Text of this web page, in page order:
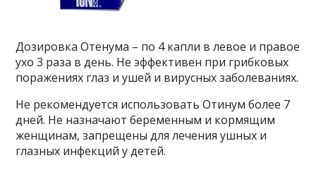
Дозировка Отенума – по 4 капли в левое и правое
ухо 3 раза в день. Не эффективен при грибковых
поражениях глаз и ушей и вирусных заболеваниях.
Не рекомендуется использовать Отинум более 7
дней. Не назначают беременным и кормящим
женщинам, запрещены для лечения ушных и
глазных инфекций у детей.